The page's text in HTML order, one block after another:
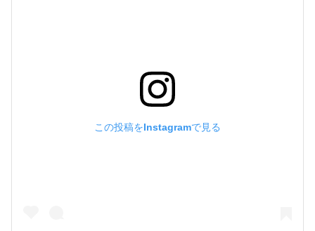
この投稿をInstagramで見る